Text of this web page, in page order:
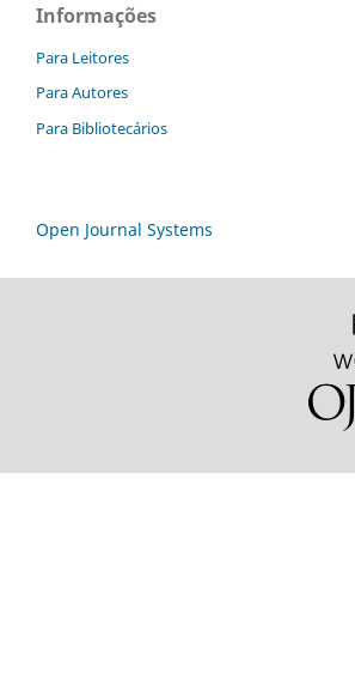
Informações
Para Leitores
Para Autores
Para Bibliotecários
Open Journal Systems